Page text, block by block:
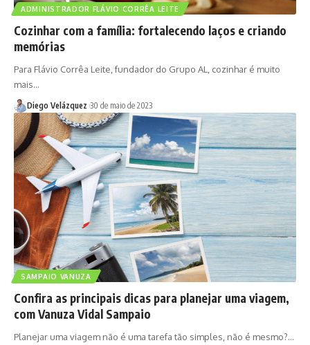
ADMINISTRADOR FLÁVIO CORRÊA LEITE
Cozinhar com a família: fortalecendo laços e criando
memórias
Para Flávio Corrêa Leite, fundador do Grupo AL, cozinhar é muito
mais…
Diego Velázquez 30 de maio de 2023
SAMPAIO VANUZA
Confira as principais dicas para planejar uma viagem,
com Vanuza Vidal Sampaio
Planejar uma viagem não é uma tarefa tão simples, não é mesmo?…